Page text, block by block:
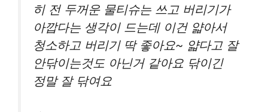
히 전 두꺼운 물티슈는 쓰고 버리기가
아깝다는 생각이 드는데 이건 얇아서
청소하고 버리기 딱 좋아요~ 얇다고 잘
안닦이는것도 아닌거 같아요 닦이긴
정말 잘 닦여요